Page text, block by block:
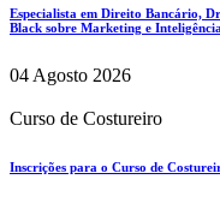
Especialista em Direito Bancário,
Black sobre Marketing e
04 Agosto 2026
Curso de Costureiro
Inscrições para o Curso de